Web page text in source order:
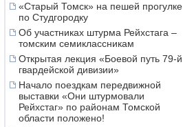
«Старый Томск» на пешей прогулке
по Студгородку
Об участниках штурма Рейхстага –
томским семиклассникам
Открытая лекция «Боевой путь 79-й
гвардейской дивизии»
Начало поездкам передвижной
выставки «Они штурмовали
Рейхстаг» по районам Томской
области положено!